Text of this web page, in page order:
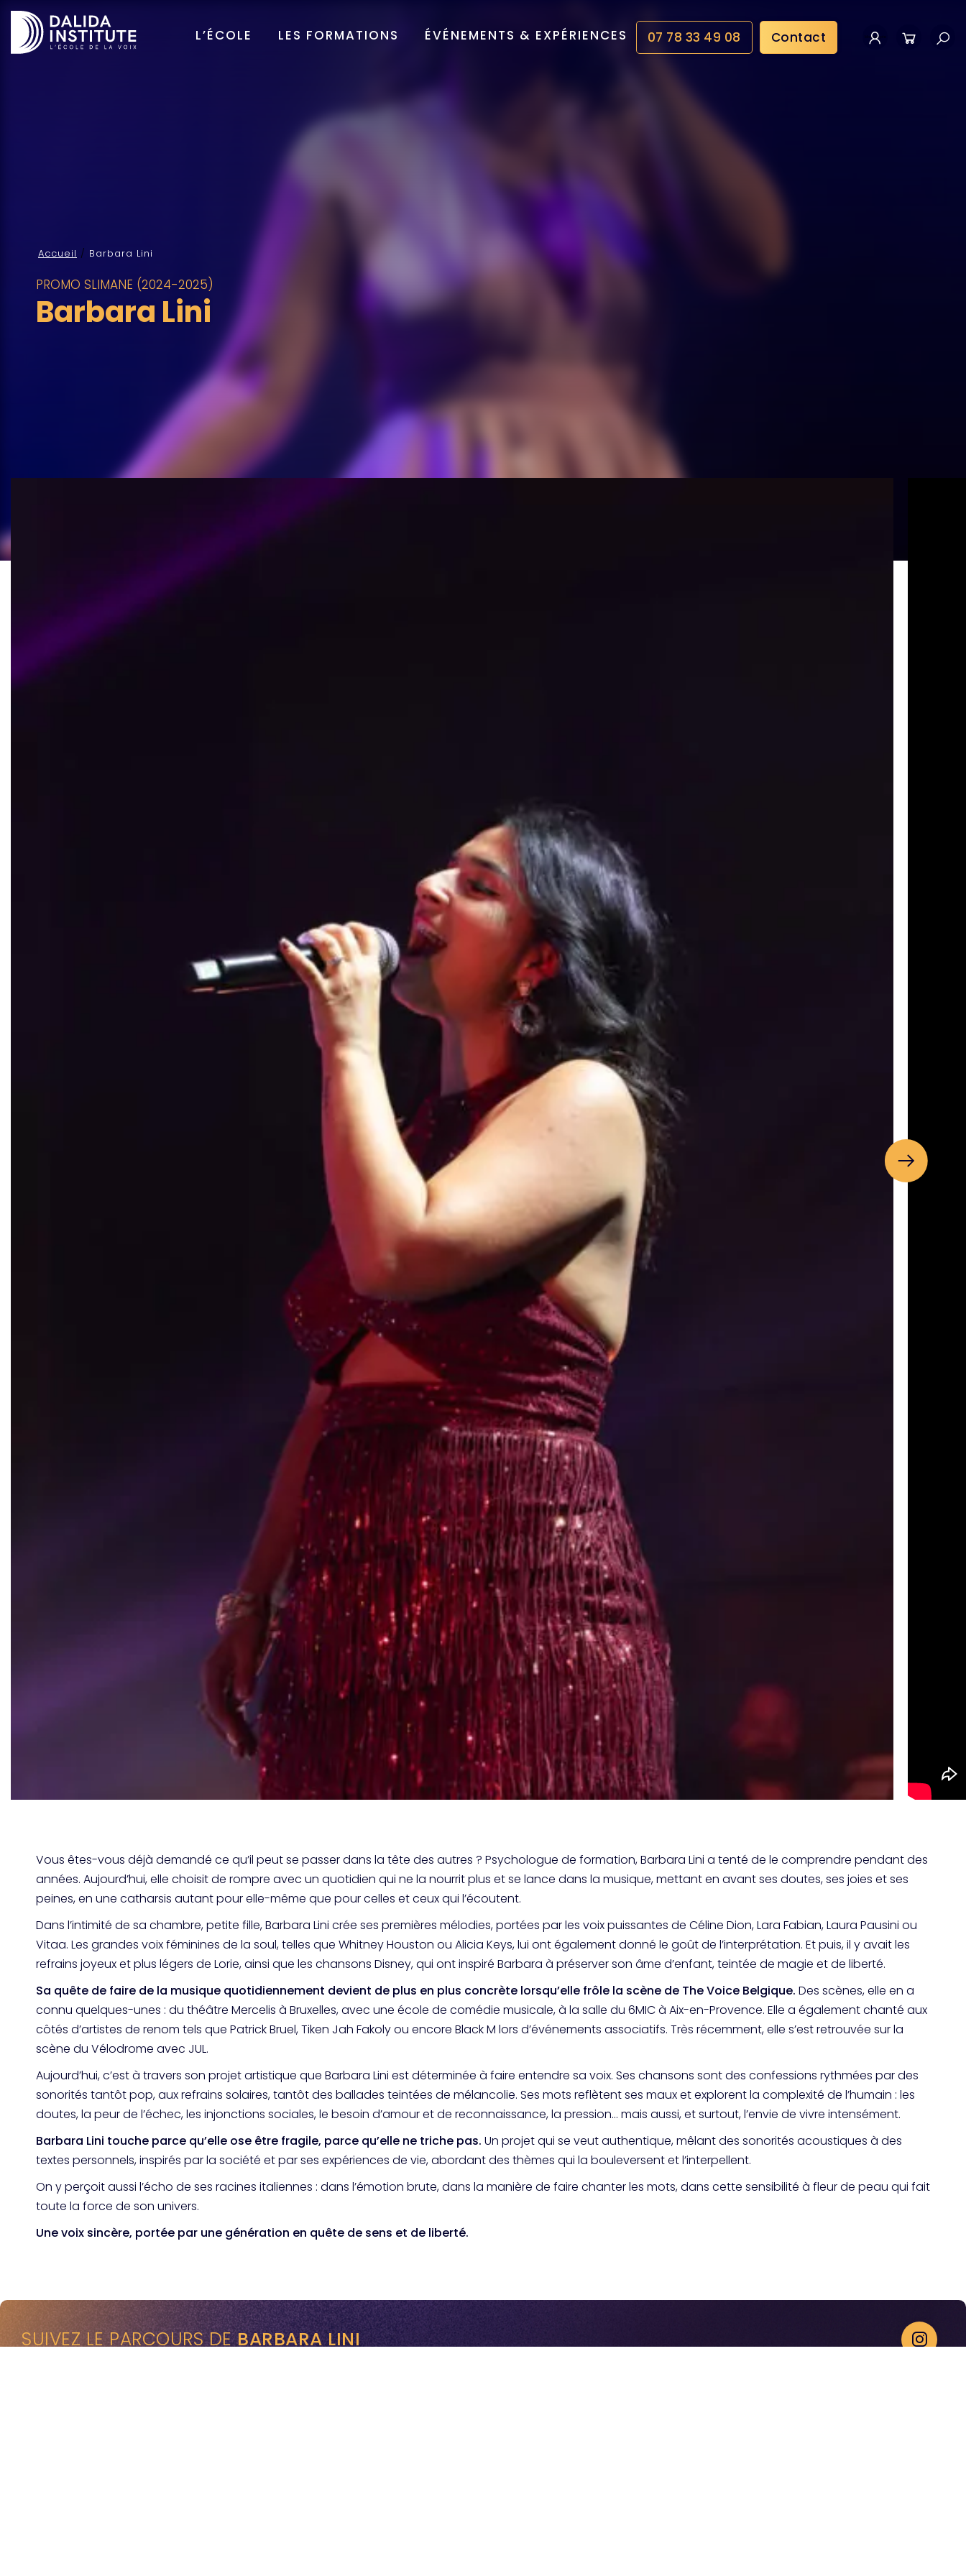
07 78 33 49 08 Contact
L’ÉCOLE LES FORMATIONS ÉVÉNEMENTS & EXPÉRIENCES Mon compte Panier
Accueil / Barbara Lini
PROMO SLIMANE (2024-2025)
Barbara Lini
Vous êtes-vous déjà demandé ce qu’il peut se passer dans la tête des autres ? Psychologue de formation, Barbara Lini a tenté de le comprendre pendant des
années. Aujourd’hui, elle choisit de rompre avec un quotidien qui ne la nourrit plus et se lance dans la musique, mettant en avant ses doutes, ses joies et ses
peines, en une catharsis autant pour elle-même que pour celles et ceux qui l’écoutent.
Dans l’intimité de sa chambre,petite fille,Barbara Lini crée ses premières mélodies, portées par les voix puissantes de Céline Dion, Lara Fabian, Laura Pausini ou
Vitaa. Les grandes voix féminines de la soul, telles que Whitney Houston ou Alicia Keys, lui ont également donné le goût de l’interprétation. Et puis, il y avait les
refrains joyeux et plus légers de Lorie, ainsi que les chansons Disney, qui ont inspiré Barbara à préserver son âme d’enfant, teintée de magie et de liberté.
Sa quête de faire de la musique quotidiennement devient de plus en plus concrète lorsqu’elle frôle la scène de The Voice Belgique. Des scènes, elle en a
connu quelques-unes : du théâtre Mercelis à Bruxelles, avec une école de comédie musicale, à la salle du 6MIC à Aix-en-Provence. Elle a également chanté aux
côtés d’artistes de renom tels que Patrick Bruel, Tiken Jah Fakoly ou encore Black M lors d’événements associatifs. Très récemment, elle s’est retrouvée sur la
scène du Vélodrome avec JUL.
Aujourd’hui, c’est à travers son projet artistique que Barbara Lini est déterminée à faire entendre sa voix. Ses chansons sont des confessions rythmées par des
sonorités tantôt pop, aux refrains solaires, tantôt des ballades teintées de mélancolie. Ses mots reflètent ses maux et explorent la complexité de l’humain : les
doutes, la peur de l’échec, les injonctions sociales, le besoin d’amour et de reconnaissance, la pression… mais aussi, et surtout, l’envie de vivre intensément.
Barbara Lini touche parce qu’elle ose être fragile, parce qu’elle ne triche pas. Un projet qui se veut authentique, mêlant des sonorités acoustiques à des
textes personnels, inspirés par la société et par ses expériences de vie, abordant des thèmes qui la bouleversent et l’interpellent.
On y perçoit aussi l’écho de ses racines italiennes : dans l’émotion brute, dans la manière de faire chanter les mots, dans cette sensibilité à fleur de peau qui fait
toute la force de son univers.
Une voix sincère, portée par une génération en quête de sens et de liberté.
SUIVEZ LE PARCOURS DEBARBARA LINI